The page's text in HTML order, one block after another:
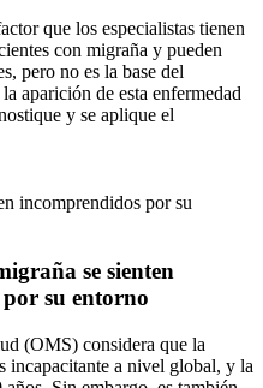
que los especialistas tienen
con migraña y pueden
pero no es la base del
aparición de esta enfermedad
y se aplique el
incomprendidos por su
se sienten
su entorno
(OMS) considera que la
incapacitante a nivel global, y la